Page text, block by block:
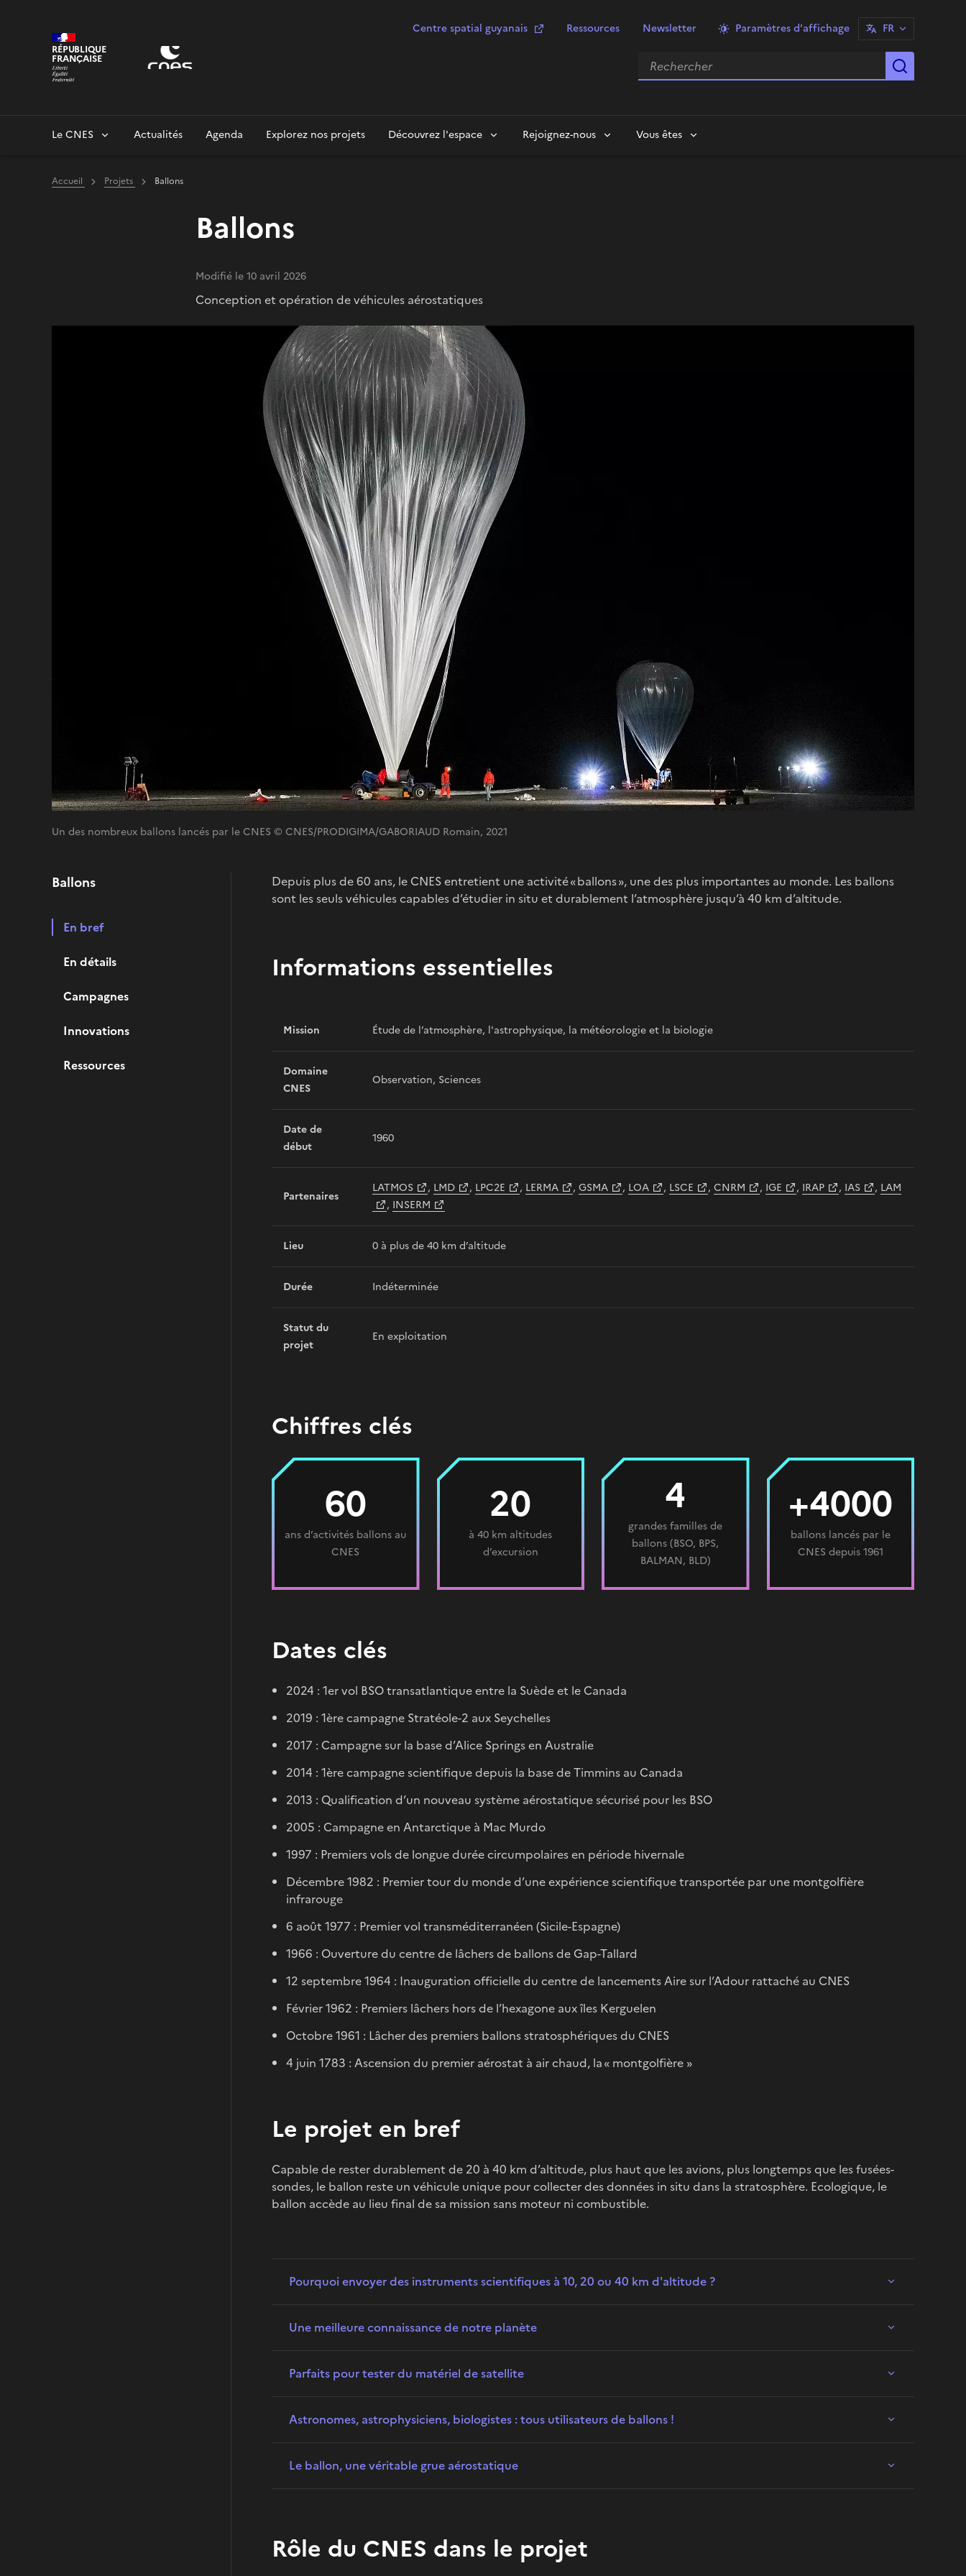
RÉPUBLIQUE
FRANÇAISE
Centre spatial guyanais Ressources Newsletter Paramètres d'affichage FR
Rechercher
Le CNES Actualités Agenda Explorez nos projets Découvrez l'espace Rejoignez-nous Vous êtes
Accueil Projets Ballons
Ballons
Modifié le 10 avril 2026
Conception et opération de véhicules aérostatiques
Un des nombreux ballons lancés par le CNES © CNES/PRODIGIMA/GABORIAUD Romain, 2021
Ballons
En bref
En détails
Campagnes
Innovations
Ressources
Depuis plus de 60 ans, le CNES entretient une activité « ballons », une des plus importantes au monde. Les ballons
sont les seuls véhicules capables d’étudier in situ et durablement l’atmosphère jusqu’à 40 km d’altitude.
Informations essentielles
Mission Étude de l’atmosphère, l'astrophysique, la météorologie et la biologie
Domaine
CNES
Observation, Sciences
Date de
début
1960
Partenaires
LATMOS , LMD , LPC2E , LERMA , GSMA , LOA , LSCE , CNRM , IGE , IRAP , IAS , LAM
, INSERM
Lieu 0 à plus de 40 km d’altitude
Durée Indéterminée
Statut du
projet
En exploitation
Chiffres clés
60
ans d’activités ballons au
CNES
20
à 40 km altitudes
d’excursion
4
grandes familles de
ballons (BSO, BPS,
BALMAN, BLD)
+4000
ballons lancés par le
CNES depuis 1961
Dates clés
2024 : 1er vol BSO transatlantique entre la Suède et le Canada
2019 : 1ère campagne Stratéole-2 aux Seychelles
2017 : Campagne sur la base d’Alice Springs en Australie
2014 : 1ère campagne scientifique depuis la base de Timmins au Canada
2013 : Qualification d’un nouveau système aérostatique sécurisé pour les BSO
2005 : Campagne en Antarctique à Mac Murdo
1997 : Premiers vols de longue durée circumpolaires en période hivernale
Décembre 1982 : Premier tour du monde d’une expérience scientifique transportée par une montgolfière
infrarouge
6 août 1977 : Premier vol transméditerranéen (Sicile-Espagne)
1966 : Ouverture du centre de lâchers de ballons de Gap-Tallard
12 septembre 1964 : Inauguration officielle du centre de lancements Aire sur l’Adour rattaché au CNES
Février 1962 : Premiers lâchers hors de l’hexagone aux îles Kerguelen
Octobre 1961 : Lâcher des premiers ballons stratosphériques du CNES
4 juin 1783 : Ascension du premier aérostat à air chaud, la « montgolfière »
Le projet en bref
Capable de rester durablement de 20 à 40 km d’altitude, plus haut que les avions, plus longtemps que les fusées-
sondes, le ballon reste un véhicule unique pour collecter des données in situ dans la stratosphère. Ecologique, le
ballon accède au lieu final de sa mission sans moteur ni combustible.
Pourquoi envoyer des instruments scientifiques à 10, 20 ou 40 km d'altitude ?
Une meilleure connaissance de notre planète
Parfaits pour tester du matériel de satellite
Astronomes, astrophysiciens, biologistes : tous utilisateurs de ballons !
Le ballon, une véritable grue aérostatique
Rôle du CNES dans le projet